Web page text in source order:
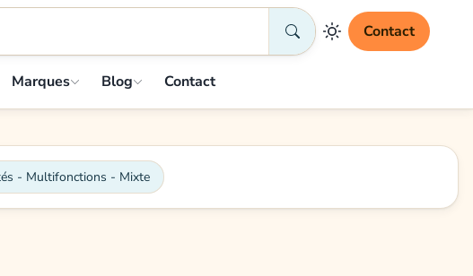
Contact
Marques Blog Contact
- Multifonctions - Mixte